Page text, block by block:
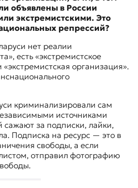
объявлены в России
экстремистскими. Это
репрессий?
нет реалии
есть «экстремистское
организация».
криминализировали сам
источниками
за подписки, лайки,
Подписка на ресурс — это в
свободы, а если
отправил фотографию